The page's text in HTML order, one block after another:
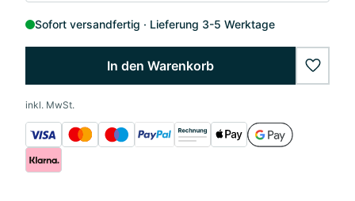
Sofort versandfertig Lieferung 3-5 Werktage
In den Warenkorb
inkl. MwSt.